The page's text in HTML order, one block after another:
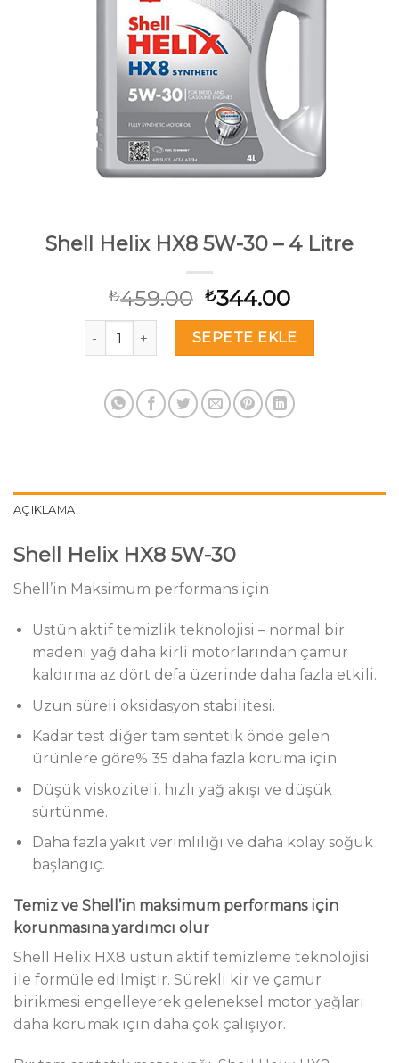
Shell Helix HX8 5W-30 – 4 Litre
₺459.00 Orijinal
fiyat:
₺459.00.
₺344.00Şu
andaki
fiyat:
₺344.00.
Shell Helix HX8 5W-30 – 4 Litre adet
SEPETE EKLE
AÇIKLAMA
Shell Helix HX8 5W-30
Shell’in Maksimum performans için
Üstün aktif temizlik teknolojisi – normal bir
madeni yağ daha kirli motorlarından çamur
kaldırma az dört defa üzerinde daha fazla etkili.
Uzun süreli oksidasyon stabilitesi.
Kadar test diğer tam sentetik önde gelen
ürünlere göre% 35 daha fazla koruma için.
Düşük viskoziteli, hızlı yağ akışı ve düşük
sürtünme.
Daha fazla yakıt verimliliği ve daha kolay soğuk
başlangıç.
Temiz ve Shell’in maksimum performans için
korunmasına yardımcı olur
Shell Helix HX8 üstün aktif temizleme teknolojisi
ile formüle edilmiştir. Sürekli kir ve çamur
birikmesi engelleyerek geleneksel motor yağları
daha korumak için daha çok çalışıyor.